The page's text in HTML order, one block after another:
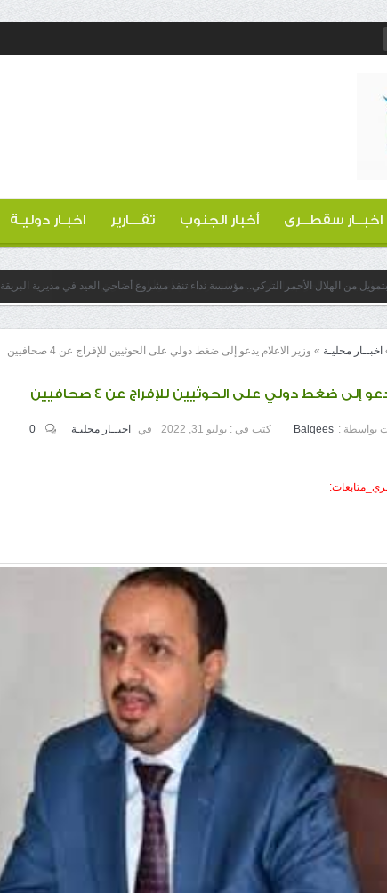
اخبــار سقطــرى أخبار الجنوب تقـــارير اخبـار دوليـة
بتمويل من الهلال الأحمر التركي.. مؤسسة نداء تنفذ مشروع أضاحي العيد في مديرية البريقة
اخبــار محليـة » وزير الاعلام يدعو إلى ضغط دولي على الحوثيين للإفراج عن 4 صحافيين
إلى ضغط دولي على الحوثيين للإفراج عن 4 صحافيين
بواسطة : Balqees كتب في : يوليو 31, 2022 في اخبــار محليـة 0